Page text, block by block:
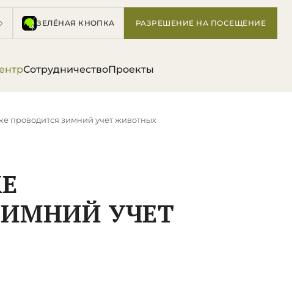
ЗЕЛЁНАЯ КНОПКА РАЗРЕШЕНИЕ НА ПОСЕЩЕНИЕ
СотрудничествоПроекты
проводится зимний учет животных
УЧЕТ